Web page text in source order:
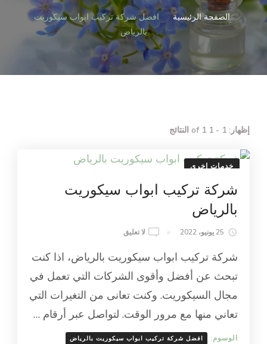
الصفحة الرئيسية
افضل شركة تركيب ابواب سيكوريت
بالرياض
إظهار: 1 - 1 of 1 النتائج
خدمات اخرى
شركة تركيب ابواب سيكوريت
بالرياض
25 يونيو، 2022 لا تعليق
تركيب
سيكوريت
بالرياض
شركة تركيب ابواب سيكوريت بالرياض، اذا كنت
تبحث عن أفضل وأقوى الشركات التي تعمل في
مجال السيكوريت. وكنت تعانى من التغيرات التي
تعاني منها مع مرور الوقت. لتواصل عبر أرقام …
الوسوم: افضل شركة تركيب ابواب سيكوريت بالرياض